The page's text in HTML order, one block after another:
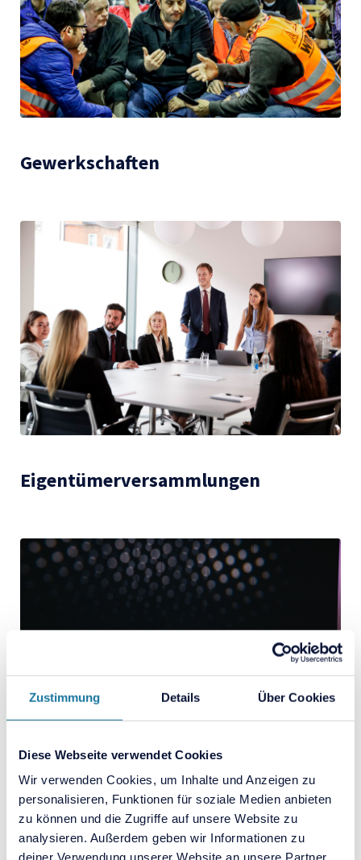
Zustimmung Details Über Cookies
Diese Webseite verwendet Cookies
Wir verwenden Cookies, um Inhalte und Anzeigen zu
personalisieren, Funktionen für soziale Medien anbieten
zu können und die Zugriffe auf unsere Website zu
analysieren. Außerdem geben wir Informationen zu
deiner Verwendung unserer Website an unsere Partner
Gewerkschaften
Eigentümerversammlungen
Kongresse